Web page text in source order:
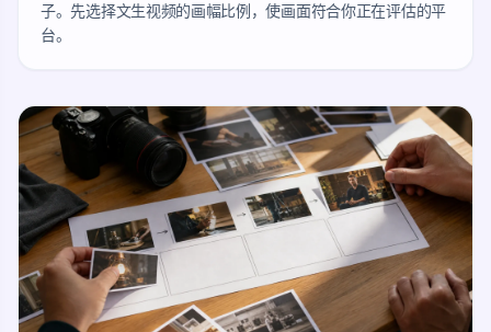
子。先选择文生视频的画幅比例，使画面符合你正在评估的平
台。